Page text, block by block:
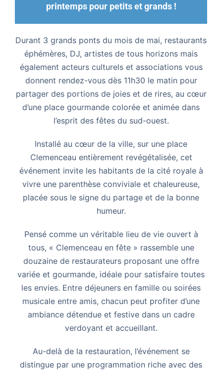
printemps pour petits et grands !
Durant 3 grands ponts du mois de mai, restaurants
éphémères, DJ, artistes de tous horizons mais
également acteurs culturels et associations vous
donnent rendez-vous dès 11h30 le matin pour
partager des portions de joies et de rires, au cœur
d’une place gourmande colorée et animée dans
l’esprit des fêtes du sud-ouest.
Installé au cœur de la ville, sur une place
Clemenceau entièrement revégétalisée, cet
événement invite les habitants de la cité royale à
vivre une parenthèse conviviale et chaleureuse,
placée sous le signe du partage et de la bonne
humeur.
Pensé comme un véritable lieu de vie ouvert à
tous, « Clemenceau en fête » rassemble une
douzaine de restaurateurs proposant une offre
variée et gourmande, idéale pour satisfaire toutes
les envies. Entre déjeuners en famille ou soirées
musicale entre amis, chacun peut profiter d’une
ambiance détendue et festive dans un cadre
verdoyant et accueillant.
Au-delà de la restauration, l’événement se
distingue par une programmation riche avec des